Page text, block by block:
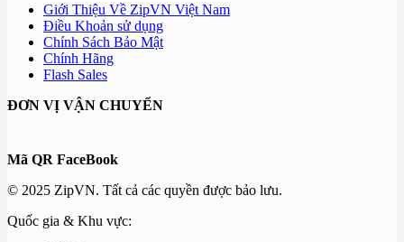
Giới Thiệu Về ZipVN Việt Nam
Điều Khoản sử dụng
Chính Sách Bảo Mật
Chính Hãng
Flash Sales
ĐƠN VỊ VẬN CHUYỂN
Mã QR FaceBook
© 2025 ZipVN. Tất cả các quyền được bảo lưu.
Quốc gia & Khu vực: